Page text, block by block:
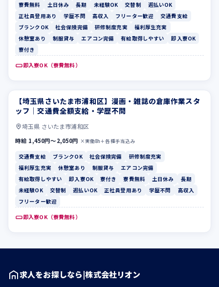
寮費無料 土日休み 長期 未経験OK 交替制
週払いOK
正社員登用あり
学歴不問 高収入 フリーター歓迎
交通費支給
ブランクOK
社会保険完備 研修制度充実
福利厚生充実
休憩室あり
制服貸与 エアコン完備 有給取得しやすい
即入寮OK
寮付き
即入寮OK（寮費無料）
交通費支給 ブランクOK
【埼玉県さいたま市浦和区】漫画・雑誌の倉庫作業スタ
ッフ｜交通費全額支給・学歴不問
埼玉県 さいたま市浦和区
時給 1,450円〜2,050円 ×実働8h＋各種手当込み
交通費支給 ブランクOK 社会保険完備
研修制度充実
福利厚生充実
休憩室あり 制服貸与
エアコン完備
有給取得しやすい
即入寮OK 寮付き 寮費無料 土日休み
長期
未経験OK
交替制 週払いOK 正社員登用あり 学歴不問
高収入
フリーター歓迎
即入寮OK（寮費無料）
求人をお探しなら|株式会社リオン